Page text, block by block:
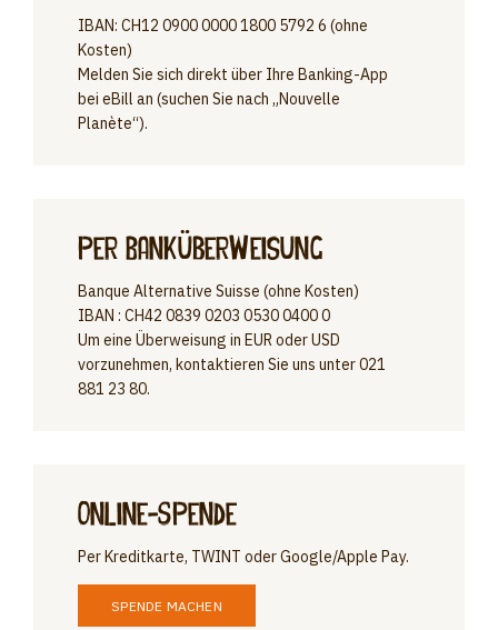
IBAN: CH12 0900 0000 1800 5792 6 (ohne
Kosten)
Melden Sie sich direkt über Ihre Banking-App
bei eBill an (suchen Sie nach „Nouvelle
Planète“).
per Banküberweisung
Banque Alternative Suisse (ohne Kosten)
IBAN : CH42 0839 0203 0530 0400 0
Um eine Überweisung in EUR oder USD
vorzunehmen, kontaktieren Sie uns unter 021
881 23 80.
Online-Spende
Per Kreditkarte, TWINT oder Google/Apple Pay.
SPENDE MACHEN